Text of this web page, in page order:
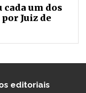
cada um dos
Juiz de
editoriais